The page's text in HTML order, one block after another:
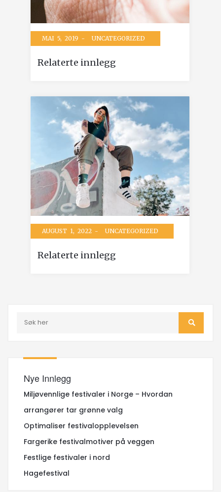
MAI 5, 2019 - UNCATEGORIZED
Relaterte innlegg
AUGUST 1, 2022 - UNCATEGORIZED
Relaterte innlegg
Nye Innlegg
Miljøvennlige festivaler i Norge – Hvordan
arrangører tar grønne valg
Optimaliser festivalopplevelsen
Fargerike festivalmotiver på veggen
Festlige festivaler i nord
Hagefestival